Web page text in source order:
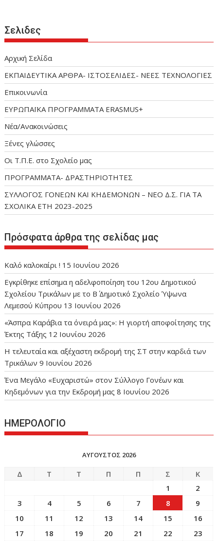
Σελιδες
Αρχική Σελίδα
ΕΚΠΑΙΔΕΥΤΙΚΑ ΑΡΘΡΑ- ΙΣΤΟΣΕΛΙΔΕΣ- ΝΕΕΣ ΤΕΧΝΟΛΟΓΙΕΣ
Επικοινωνία
ΕΥΡΩΠΑΪΚΑ ΠΡΟΓΡΑΜΜΑΤΑ ERASMUS+
Νέα/Ανακοινώσεις
Ξένες γλώσσες
Οι Τ.Π.Ε. στο Σχολείο μας
ΠΡΟΓΡΑΜΜΑΤΑ- ΔΡΑΣΤΗΡΙΟΤΗΤΕΣ
ΣΥΛΛΟΓΟΣ ΓΟΝΕΩΝ ΚΑΙ ΚΗΔΕΜΟΝΩΝ – ΝΕΟ Δ.Σ. ΓΙΑ ΤΑ
ΣΧΟΛΙΚΑ ΕΤΗ 2023-2025
Πρόσφατα άρθρα της σελίδας μας
Καλό καλοκαίρι ! 15 Ιουνίου 2026
Εγκρίθηκε επίσημα η αδελφοποίηση του 12ου Δημοτικού
Σχολείου Τρικάλων με το Β΄ Δημοτικό Σχολείο Ύψωνα
Λεμεσού Κύπρου 13 Ιουνίου 2026
«Άσπρα Καράβια τα όνειρά μας»: Η γιορτή αποφοίτησης της
Έκτης Τάξης 12 Ιουνίου 2026
Η τελευταία και αξέχαστη εκδρομή της ΣΤ στην καρδιά των
Τρικάλων 9 Ιουνίου 2026
Ένα Μεγάλο «Ευχαριστώ» στον Σύλλογο Γονέων και
Κηδεμόνων για την Εκδρομή μας 8 Ιουνίου 2026
ΗΜΕΡΟΛΟΓΙΟ
ΑΎΓΟΥΣΤΟΣ 2026
Δ Τ Τ Π Π Σ
Κ
1
2
3
4 5 6 7 8
9
10
11 12 13 14 15
16
17
18 19 20 21 22
23